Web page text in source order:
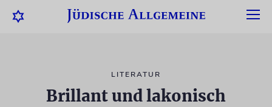
LITERATUR
Brillant und lakonisch